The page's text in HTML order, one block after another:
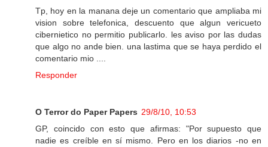
Tp, hoy en la manana deje un comentario que ampliaba mi
vision sobre telefonica, descuento que algun vericueto
cibernietico no permitio publicarlo. les aviso por las dudas
que algo no ande bien. una lastima que se haya perdido el
comentario mio ....
Responder
O Terror do Paper Papers 29/8/10, 10:53
GP, coincido con esto que afirmas: "Por supuesto que
nadie es creíble en sí mismo. Pero en los diarios -no en